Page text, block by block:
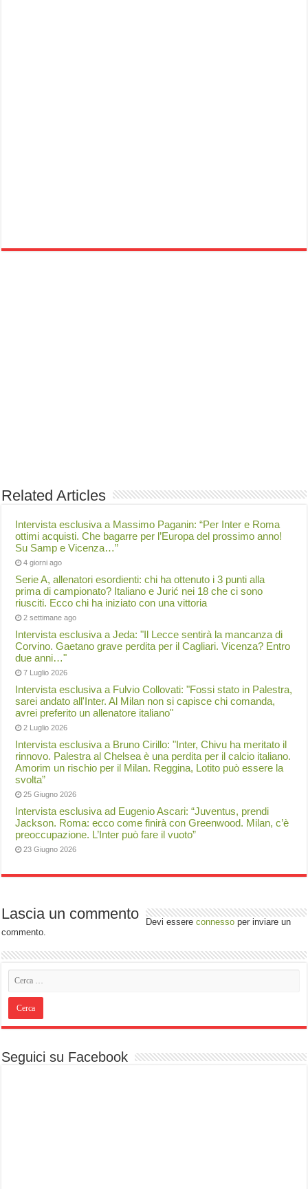
Related Articles
Intervista esclusiva a Massimo Paganin: “Per Inter e Roma
ottimi acquisti. Che bagarre per l’Europa del prossimo anno!
Su Samp e Vicenza…”
4 giorni ago
Serie A, allenatori esordienti: chi ha ottenuto i 3 punti alla
prima di campionato? Italiano e Jurić nei 18 che ci sono
riusciti. Ecco chi ha iniziato con una vittoria
2 settimane ago
Intervista esclusiva a Jeda: "Il Lecce sentirà la mancanza di
Corvino. Gaetano grave perdita per il Cagliari. Vicenza? Entro
due anni…"
7 Luglio 2026
Intervista esclusiva a Fulvio Collovati: "Fossi stato in Palestra,
sarei andato all'Inter. Al Milan non si capisce chi comanda,
avrei preferito un allenatore italiano"
2 Luglio 2026
Intervista esclusiva a Bruno Cirillo: "Inter, Chivu ha meritato il
rinnovo. Palestra al Chelsea è una perdita per il calcio italiano.
Amorim un rischio per il Milan. Reggina, Lotito può essere la
svolta”
25 Giugno 2026
Intervista esclusiva ad Eugenio Ascari: “Juventus, prendi
Jackson. Roma: ecco come finirà con Greenwood. Milan, c’è
preoccupazione. L’Inter può fare il vuoto”
23 Giugno 2026
Lascia un commento Devi essereconnesso per inviare un
commento.
Seguici su Facebook